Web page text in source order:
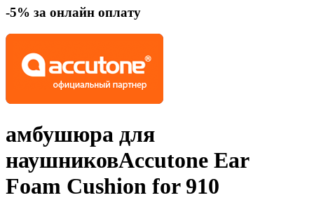
-5% за онлайн оплату
амбушюра для
наушниковAccutone Ear
Foam Cushion for 910